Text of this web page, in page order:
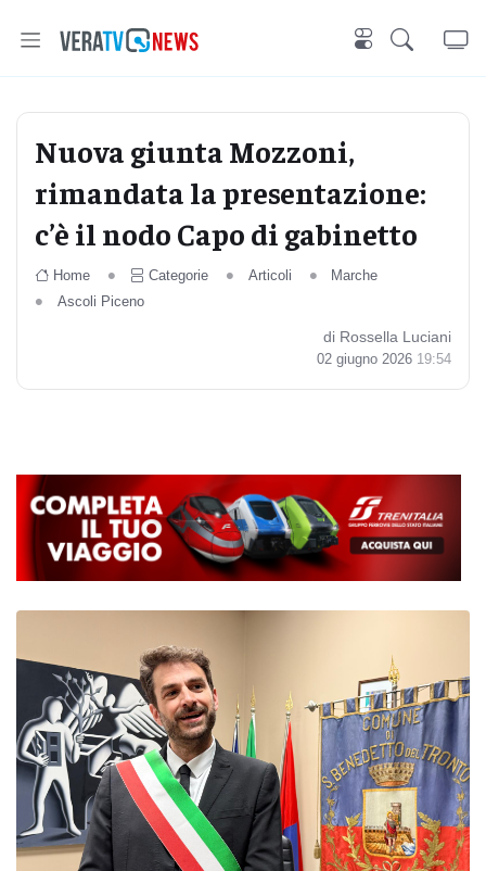
Nuova giunta Mozzoni,
rimandata la presentazione:
c’è il nodo Capo di gabinetto
Home Categorie Articoli
Marche
Ascoli Piceno
di Rossella Luciani
02 giugno 2026 19:54